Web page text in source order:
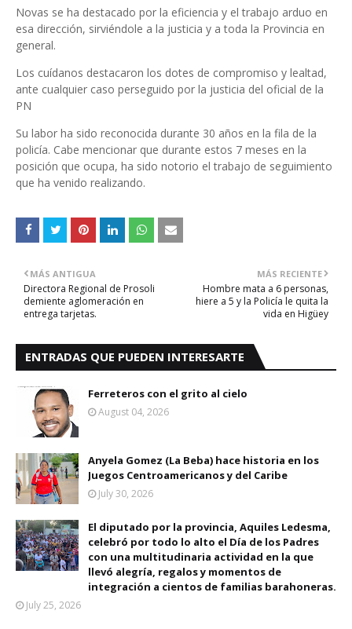
Novas se ha destacado por la eficiencia y el trabajo arduo en
esa dirección, sirviéndole a la justicia y a toda la Provincia en
general.
Los cuídanos destacaron los dotes de compromiso y lealtad,
ante cualquier caso perseguido por la justicia del oficial de la
PN
Su labor ha sido reconocida durante 30 años en la fila de la
policía. Cabe mencionar que durante estos 7 meses en la
posición que ocupa, ha sido notorio el trabajo de seguimiento
que ha venido realizando.
MÁS RECIENTE
Hombre mata a 6 personas,
hiere a 5 y la Policía le quita la
vida en Higüey
MÁS ANTIGUA
Directora Regional de Prosoli
demiente aglomeración en
entrega tarjetas.
ENTRADAS QUE PUEDEN INTERESARTE
Ferreteros con el grito al cielo
August 04, 2026
Anyela Gomez (La Beba) hace historia en los
Juegos Centroamericanos y del Caribe
July 30, 2026
El diputado por la provincia, Aquiles Ledesma,
celebró por todo lo alto el Día de los Padres
con una multitudinaria actividad en la que
llevó alegría, regalos y momentos de
integración a cientos de familias barahoneras.
July 25, 2026